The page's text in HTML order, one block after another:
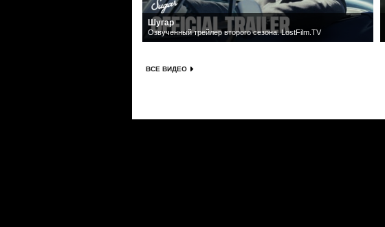
Шугар
Озвученный трейлер второго сезона. LostFilm.TV
ВСЕ ВИДЕО